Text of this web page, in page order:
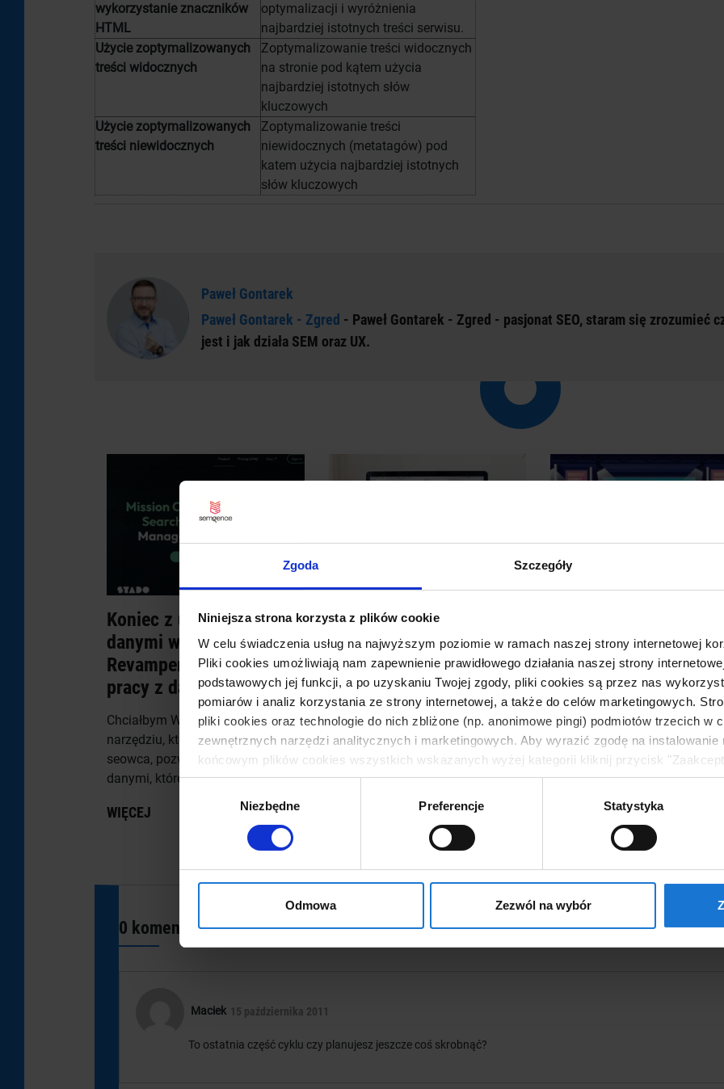
Zgoda Szczegóły
Niniejsza strona korzysta z plików cookie
W celu świadczenia usług na najwyższym poziomie w ramach naszej strony internetowej
Pliki cookies umożliwiają nam zapewnienie prawidłowego działania naszej strony
podstawowych jej funkcji, a po uzyskaniu Twojej zgody, pliki cookies są przez nas
pomiarów i analiz korzystania ze strony internetowej, a także do celów marketingowych.
pliki cookies oraz technologie do nich zbliżone (np. anonimowe pingi) podmiotów trzecich w
zewnętrznych narzędzi analitycznych i marketingowych. Aby wyrazić zgodę na instalowanie
końcowym plików cookies wszystkich wskazanych wyżej kategorii kliknij przycisk
odmówić zgody na wykorzystywanie jakichkolwiek, prócz niezbędnych plików cookies,
Poszczególne ustawienia plików cookies możesz zmieniać po kliknięciu przycisku „Zmień
wybranym przez Ciebie zakresie kliknij przycisk "Zapisz ustawienia". Pamiętaj też, że w
Wybór
Niezbędne Preferencje Statystyka
Odmowa Zezwól na wybór
wykorzystanie znaczników
HTML
optymalizacji i wyróżnienia
najbardziej istotnych treści serwisu.
Użycie zoptymalizowanych
treści widocznych
Zoptymalizowanie treści widocznych
na stronie pod kątem użycia
najbardziej istotnych słów
kluczowych
Użycie zoptymalizowanych
treści niewidocznych
Zoptymalizowanie treści
niewidocznych (metatagów) pod
katem użycia najbardziej istotnych
słów kluczowych
Paweł Gontarek
Paweł Gontarek - Zgred - Paweł Gontarek - Zgred - pasjonat SEO, staram się zrozumieć
jest i jak działa SEM oraz UX.
Koniec z utraconymi
danymi w SEO! Jak
Revamper11 pomaga w
pracy z danymi z GSC
Chciałbym Wam opowiedzieć o
narzędziu, które dla mnie, jako
seowca, pozwala na pracę z
danymi, które są w narzędziach...
WIĘCEJ
Statystyki indeksowania
w Google Search Console
Jeśli analizujesz widoczność
strony w Google, to nie pomijaj
danych z Google Search Console.
W GSC Sprawdzisz, jakie...
WIĘCEJ
Polsce w 2022 roku
Nadchodzące konferencje SEO
Polsce w 2022 roku będą
okazją do spotkania się z
seowczyniami i seowcam...
WIĘCEJ
0 komentarzy
Maciek 15 października 2011
To ostatnia część cyklu czy planujesz jeszcze coś skrobnąć?